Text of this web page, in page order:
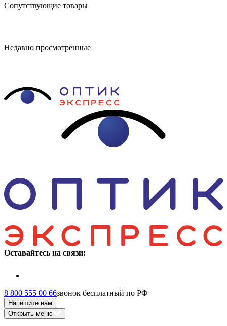
Сопутствующие товары
Недавно просмотренные
Оставайтесь на связи:
8 800 555 00 66звонок бесплатный по РФ
Напишите нам
Открыть меню